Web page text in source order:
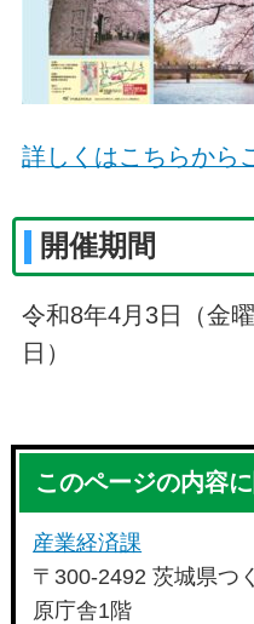
詳しくはこちらから
開催期間
令和8年4月3日（金
日）
このページの内容
産業経済課
〒300-2492 茨城県つ
原庁舎1階